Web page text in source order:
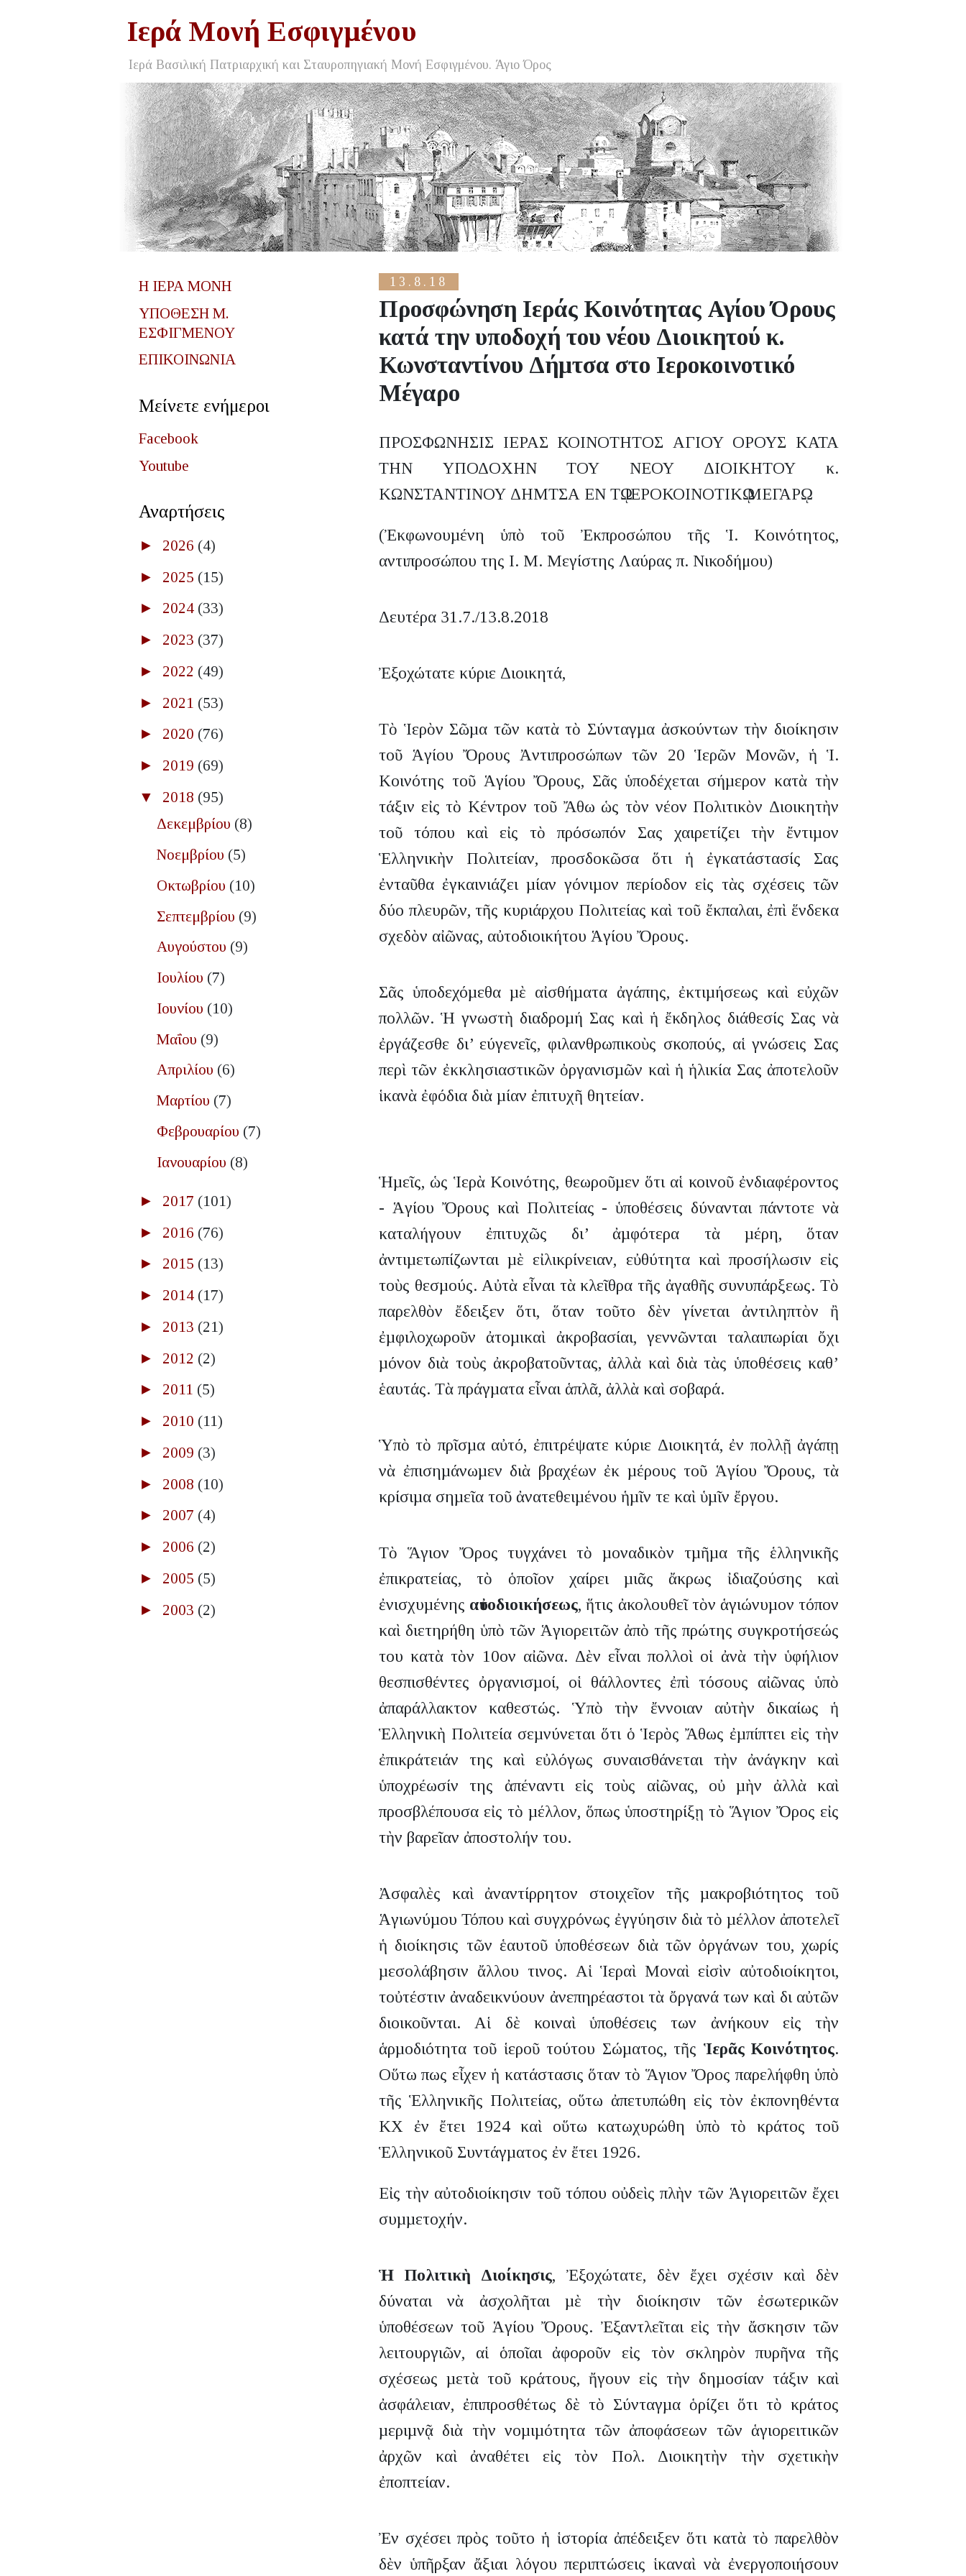
Ιερά Μονή Εσφιγμένου
Ιερά Βασιλική Πατριαρχική και Σταυροπηγιακή Μονή Εσφιγμένου. Άγιο Όρος
13.8.18
Προσφώνηση Ιεράς Κοινότητας Αγίου Όρους
κατά την υποδοχή του νέου Διοικητού κ.
Κωνσταντίνου Δήμτσα στο Ιεροκοινοτικό
Μέγαρο
ΠΡΟΣΦΩΝΗΣΙΣ ΙΕΡΑΣ ΚΟΙΝΟΤΗΤΟΣ ΑΓΙΟΥ ΟΡΟΥΣ ΚΑΤΑ
ΤΗΝ ΥΠΟΔΟΧΗΝ ΤΟΥ ΝΕΟΥ ΔΙΟΙΚΗΤΟΥ κ.
ΚΩΝΣΤΑΝΤΙΝΟΥ ΔΗΜΤΣΑ ΕΝ Τῼ ΙΕΡΟΚΟΙΝΟΤΙΚῼ ΜΕΓΑΡῼ
(Ἐκφωνουµένη ὑπὸ τοῦ Ἐκπροσώπου τῆς Ἱ. Κοινότητος,
αντιπροσώπου της Ι. Μ. Μεγίστης Λαύρας π. Νικοδήμου)
Δευτέρα 31.7./13.8.2018
Ἐξοχώτατε κύριε Διοικητά,
Τὸ Ἱερὸν Σῶµα τῶν κατὰ τὸ Σύνταγµα ἀσκούντων τὴν διοίκησιν
τοῦ Ἁγίου Ὄρους Ἀντιπροσώπων τῶν 20 Ἱερῶν Μονῶν, ἡ Ἱ.
Κοινότης τοῦ Ἁγίου Ὄρους, Σᾶς ὑποδέχεται σήµερον κατὰ τὴν
τάξιν εἰς τὸ Κέντρον τοῦ Ἄθω ὡς τὸν νέον Πολιτικὸν Διοικητὴν
τοῦ τόπου καὶ εἰς τὸ πρόσωπόν Σας χαιρετίζει τὴν ἔντιµον
Ἑλληνικὴν Πολιτείαν, προσδοκῶσα ὅτι ἡ ἐγκατάστασίς Σας
ἐνταῦθα ἐγκαινιάζει µίαν γόνιµον περίοδον εἰς τὰς σχέσεις τῶν
δύο πλευρῶν, τῆς κυριάρχου Πολιτείας καὶ τοῦ ἔκπαλαι, ἐπὶ ἕνδεκα
σχεδὸν αἰῶνας, αὐτοδιοικήτου Ἁγίου Ὄρους.
Σᾶς ὑποδεχόµεθα µὲ αἰσθήµατα ἀγάπης, ἐκτιµήσεως καὶ εὐχῶν
πολλῶν. Ἡ γνωστὴ διαδροµή Σας καὶ ἡ ἔκδηλος διάθεσίς Σας νὰ
ἐργάζεσθε δι’ εύγενεῖς, φιλανθρωπικοὺς σκοπούς, αἱ γνώσεις Σας
περὶ τῶν ἐκκλησιαστικῶν ὀργανισµῶν καὶ ἡ ἡλικία Σας ἀποτελοῦν
ἱκανὰ ἐφόδια διὰ µίαν ἐπιτυχῆ θητείαν.
Ἡµεῖς, ὡς Ἱερὰ Κοινότης, θεωροῦµεν ὅτι αἱ κοινοῦ ἐνδιαφέροντος
- Ἁγίου Ὄρους καὶ Πολιτείας - ὑποθέσεις δύνανται πάντοτε νὰ
καταλήγουν ἐπιτυχῶς δι’ ἀµφότερα τὰ µέρη, ὅταν
ἀντιµετωπίζωνται µὲ εἰλικρίνειαν, εὐθύτητα καὶ προσήλωσιν εἰς
τοὺς θεσµούς. Αὐτὰ εἶναι τὰ κλεῖθρα τῆς ἀγαθῆς συνυπάρξεως. Τὸ
παρελθὸν ἔδειξεν ὅτι, ὅταν τοῦτο δὲν γίνεται ἀντιληπτὸν ἢ
ἐµφιλοχωροῦν ἀτοµικαὶ ἀκροβασίαι, γεννῶνται ταλαιπωρίαι ὄχι
µόνον διὰ τοὺς ἀκροβατοῦντας, ἀλλὰ καὶ διὰ τὰς ὑποθέσεις καθ’
ἑαυτάς. Τὰ πράγµατα εἶναι ἁπλᾶ, ἀλλὰ καὶ σοβαρά.
Ὑπὸ τὸ πρῖσµα αὐτό, ἐπιτρέψατε κύριε Διοικητά, ἐν πολλῇ ἀγάπῃ
νὰ ἐπισηµάνωµεν διὰ βραχέων ἐκ µέρους τοῦ Ἁγίου Ὄρους, τὰ
κρίσιµα σηµεῖα τοῦ ἀνατεθειµένου ἡµῖν τε καὶ ὑµῖν ἔργου.
Τὸ Ἅγιον Ὄρος τυγχάνει τὸ µοναδικὸν τµῆµα τῆς ἑλληνικῆς
ἐπικρατείας, τὸ ὁποῖον χαίρει µιᾶς ἄκρως ἰδιαζούσης καὶ
ἐνισχυµένης αὐτοδιοικήσεως, ἥτις ἀκολουθεῖ τὸν ἁγιώνυµον τόπον
καὶ διετηρήθη ὑπὸ τῶν Ἁγιορειτῶν ἀπὸ τῆς πρώτης συγκροτήσεώς
του κατὰ τὸν 10ον αἰῶνα. Δὲν εἶναι πολλοὶ οἱ ἀνὰ τὴν ὑφήλιον
θεσπισθέντες ὀργανισµοί, οἱ θάλλοντες ἐπὶ τόσους αἰῶνας ὑπὸ
ἀπαράλλακτον καθεστώς. Ὑπὸ τὴν ἔννοιαν αὐτὴν δικαίως ἡ
Ἑλληνικὴ Πολιτεία σεµνύνεται ὅτι ὁ Ἱερὸς Ἄθως ἐµπίπτει εἰς τὴν
ἐπικράτειάν της καὶ εὐλόγως συναισθάνεται τὴν ἀνάγκην καὶ
ὑποχρέωσίν της ἀπέναντι εἰς τοὺς αἰῶνας, οὐ µὴν ἀλλὰ καὶ
προσβλέπουσα εἰς τὸ µέλλον, ὅπως ὑποστηρίξῃ τὸ Ἅγιον Ὄρος εἰς
τὴν βαρεῖαν ἀποστολήν του.
Ἀσφαλὲς καὶ ἀναντίρρητον στοιχεῖον τῆς µακροβιότητος τοῦ
Ἁγιωνύµου Τόπου καὶ συγχρόνως ἐγγύησιν διὰ τὸ µέλλον ἀποτελεῖ
ἡ διοίκησις τῶν ἑαυτοῦ ὑποθέσεων διὰ τῶν ὀργάνων του, χωρίς
µεσολάβησιν ἄλλου τινος. Αἱ Ἱεραὶ Μοναὶ εἰσὶν αὐτοδιοίκητοι,
τοὐτέστιν ἀναδεικνύουν ἀνεπηρέαστοι τὰ ὄργανά των καὶ δι αὐτῶν
διοικοῦνται. Αἱ δὲ κοιναὶ ὑποθέσεις των ἀνήκουν εἰς τὴν
ἁρµοδιότητα τοῦ ἱεροῦ τούτου Σώµατος, τῆς Ἱερᾶς Κοινότητος.
Οὕτω πως εἶχεν ἡ κατάστασις ὅταν τὸ Ἅγιον Ὄρος παρελήφθη ὑπὸ
τῆς Ἑλληνικῆς Πολιτείας, οὕτω ἀπετυπώθη εἰς τὸν ἐκπονηθέντα
ΚΧ ἐν ἔτει 1924 καὶ οὕτω κατωχυρώθη ὑπὸ τὸ κράτος τοῦ
Ἑλληνικοῦ Συντάγµατος ἐν ἔτει 1926.
Εἰς τὴν αὐτοδιοίκησιν τοῦ τόπου οὐδεὶς πλὴν τῶν Ἁγιορειτῶν ἔχει
συµµετοχήν.
Ἡ Πολιτικὴ Διοίκησις, Ἐξοχώτατε, δὲν ἔχει σχέσιν καὶ δὲν
δύναται νὰ ἀσχολῆται µὲ τὴν διοίκησιν τῶν ἐσωτερικῶν
ὑποθέσεων τοῦ Ἁγίου Ὄρους. Ἐξαντλεῖται εἰς τὴν ἄσκησιν τῶν
λειτουργιῶν, αἱ ὁποῖαι ἀφοροῦν εἰς τὸν σκληρὸν πυρῆνα τῆς
σχέσεως µετὰ τοῦ κράτους, ἤγουν εἰς τὴν δηµοσίαν τάξιν καὶ
ἀσφάλειαν, ἐπιπροσθέτως δὲ τὸ Σύνταγµα ὁρίζει ὅτι τὸ κράτος
µεριµνᾷ διὰ τὴν νοµιµότητα τῶν ἀποφάσεων τῶν ἁγιορειτικῶν
ἀρχῶν καὶ ἀναθέτει εἰς τὸν Πολ. Διοικητὴν τὴν σχετικὴν
ἐποπτείαν.
Ἐν σχέσει πρὸς τοῦτο ἡ ἱστορία ἀπέδειξεν ὅτι κατὰ τὸ παρελθὸν
δὲν ὑπῆρξαν ἄξιαι λόγου περιπτώσεις ἱκαναὶ νὰ ἐνεργοποιήσουν
Η ΙΕΡΑ ΜΟΝΗ
ΥΠΟΘΕΣΗ Μ.
ΕΣΦΙΓΜΕΝΟΥ
ΕΠΙΚΟΙΝΩΝΙΑ
Μείνετε ενήμεροι
Facebook
Youtube
Αναρτήσεις
► 2026 (4)
► 2025 (15)
► 2024 (33)
► 2023 (37)
► 2022 (49)
► 2021 (53)
► 2020 (76)
► 2019 (69)
▼ 2018 (95)
Δεκεμβρίου (8)
Νοεμβρίου (5)
Οκτωβρίου (10)
Σεπτεμβρίου (9)
Αυγούστου (9)
Ιουλίου (7)
Ιουνίου (10)
Μαΐου (9)
Απριλίου (6)
Μαρτίου (7)
Φεβρουαρίου (7)
Ιανουαρίου (8)
► 2017 (101)
► 2016 (76)
► 2015 (13)
► 2014 (17)
► 2013 (21)
► 2012 (2)
► 2011 (5)
► 2010 (11)
► 2009 (3)
► 2008 (10)
► 2007 (4)
► 2006 (2)
► 2005 (5)
► 2003 (2)